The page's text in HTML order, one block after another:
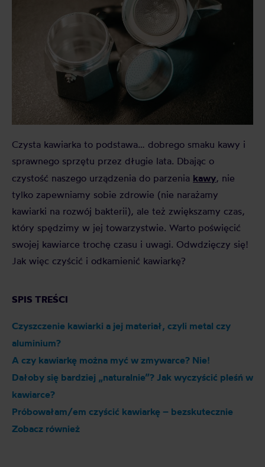
Czysta kawiarka to podstawa… dobrego smaku kawy i
sprawnego sprzętu przez długie lata. Dbając o
czystość naszego urządzenia do parzenia kawy, nie
tylko zapewniamy sobie zdrowie (nie narażamy
kawiarki na rozwój bakterii), ale też zwiększamy czas,
który spędzimy w jej towarzystwie. Warto poświęcić
swojej kawiarce trochę czasu i uwagi. Odwdzięczy się!
Jak więc czyścić i odkamienić kawiarkę?
SPIS TREŚCI
Czyszczenie kawiarki a jej materiał, czyli metal czy
aluminium?
A czy kawiarkę można myć w zmywarce? Nie!
Dałoby się bardziej „naturalnie”? Jak wyczyścić pleśń w
kawiarce?
Próbowałam/em czyścić kawiarkę – bezskutecznie
Zobacz również